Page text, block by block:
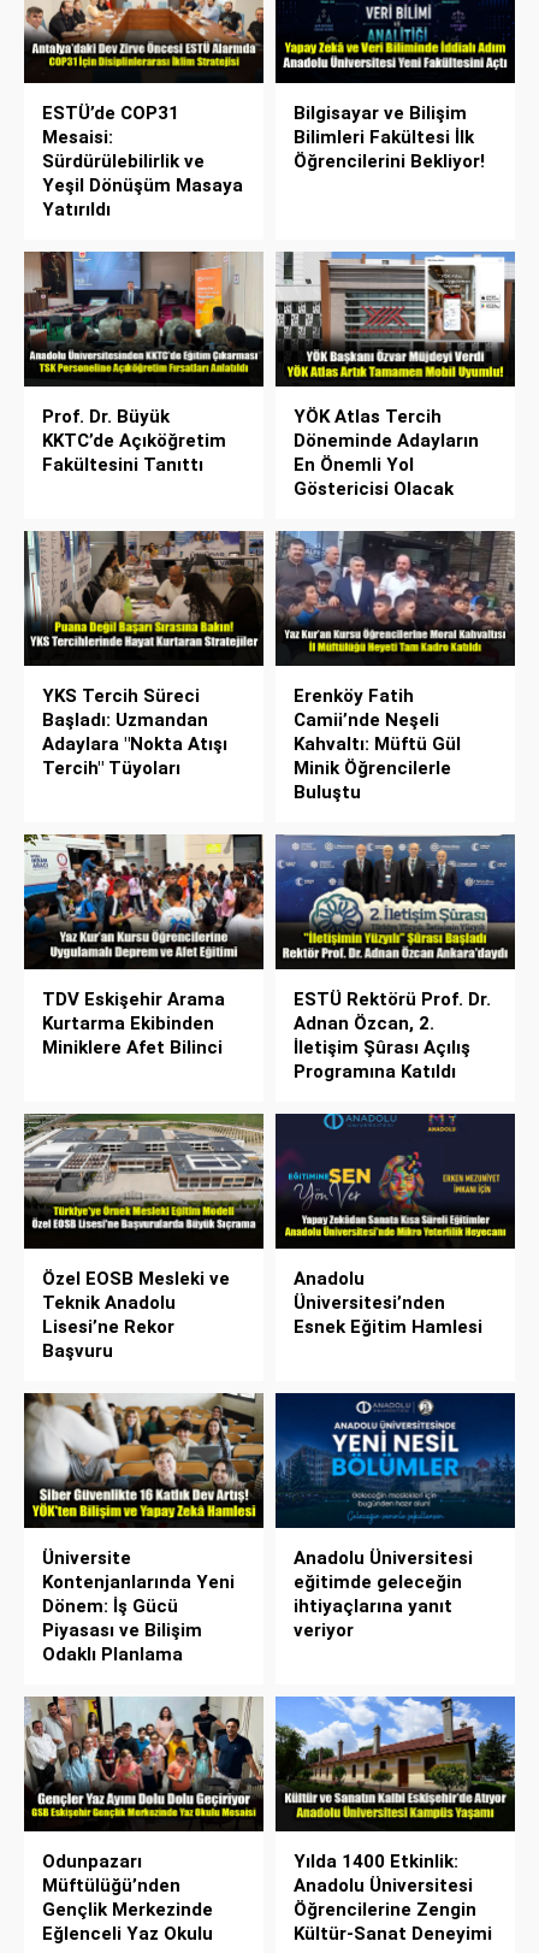
ESTÜ’de COP31
Mesaisi:
Sürdürülebilirlik ve
Yeşil Dönüşüm Masaya
Yatırıldı
Bilgisayar ve Bilişim
Bilimleri Fakültesi İlk
Öğrencilerini Bekliyor!
Prof. Dr. Büyük
KKTC’de Açıköğretim
Fakültesini Tanıttı
YÖK Atlas Tercih
Döneminde Adayların
En Önemli Yol
Göstericisi Olacak
YKS Tercih Süreci
Başladı: Uzmandan
Adaylara "Nokta Atışı
Tercih" Tüyoları
Erenköy Fatih
Camii’nde Neşeli
Kahvaltı: Müftü Gül
Minik Öğrencilerle
Buluştu
TDV Eskişehir Arama
Kurtarma Ekibinden
Miniklere Afet Bilinci
ESTÜ Rektörü Prof. Dr.
Adnan Özcan, 2.
İletişim Şûrası Açılış
Programına Katıldı
Özel EOSB Mesleki ve
Teknik Anadolu
Lisesi’ne Rekor
Başvuru
Anadolu
Üniversitesi’nden
Esnek Eğitim Hamlesi
Üniversite
Kontenjanlarında Yeni
Dönem: İş Gücü
Piyasası ve Bilişim
Odaklı Planlama
Anadolu Üniversitesi
eğitimde geleceğin
ihtiyaçlarına yanıt
veriyor
Odunpazarı
Müftülüğü’nden
Gençlik Merkezinde
Eğlenceli Yaz Okulu
Yılda 1400 Etkinlik:
Anadolu Üniversitesi
Öğrencilerine Zengin
Kültür-Sanat Deneyimi